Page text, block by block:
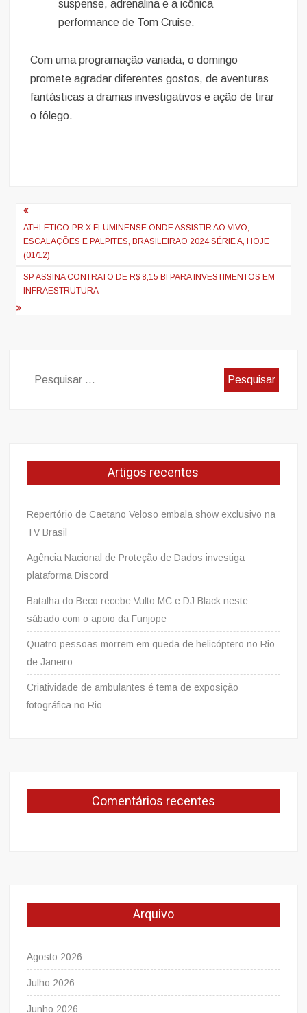
suspense, adrenalina e a icônica
performance de Tom Cruise.
Com uma programação variada, o domingo
promete agradar diferentes gostos, de aventuras
fantásticas a dramas investigativos e ação de tirar
o fôlego.
Navegação
de
artigos
ATHLETICO-PR X FLUMINENSE ONDE ASSISTIR AO VIVO,
ESCALAÇÕES E PALPITES, BRASILEIRÃO 2024 SÉRIE A, HOJE
(01/12)
SP ASSINA CONTRATO DE R$ 8,15 BI PARA INVESTIMENTOS EM
INFRAESTRUTURA
Pesquisar
por:
Artigos recentes
Repertório de Caetano Veloso embala show exclusivo na
TV Brasil
Agência Nacional de Proteção de Dados investiga
plataforma Discord
Batalha do Beco recebe Vulto MC e DJ Black neste
sábado com o apoio da Funjope
Quatro pessoas morrem em queda de helicóptero no Rio
de Janeiro
Criatividade de ambulantes é tema de exposição
fotográfica no Rio
Comentários recentes
Arquivo
Agosto 2026
Julho 2026
Junho 2026